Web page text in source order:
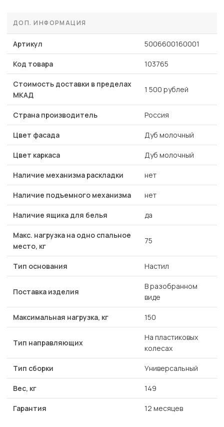
ДОП. ИНФОРМАЦИЯ
Артикул 5006600160001
Код товара 103765
Стоимость доставки в пределах
МКАД
1 500 рублей
Страна производитель Россия
Цвет фасада Дуб молочный
Цвет каркаса Дуб молочный
Наличие механизма раскладки нет
Наличие подъемного механизма нет
Наличие ящика для белья да
Макс. нагрузка на одно спальное
место, кг
75
Тип основания Настил
Поставка изделия
В разобранном
виде
Максимальная нагрузка, кг 150
Тип направляющих
На пластиковых
колесах
Тип сборки Универсальный
Вес, кг 149
Гарантия 12 месяцев